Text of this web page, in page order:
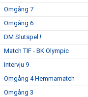
Omgång 7
Omgång 6
DM Slutspel !
Match TIF - BK Olympic
Intervju 9
Omgång 4 Hemmamatch
Omgång 3